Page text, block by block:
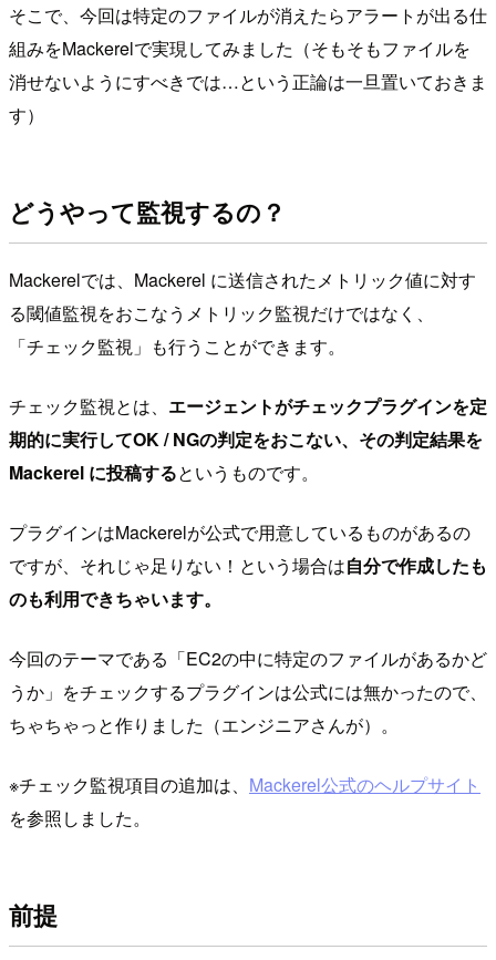
そこで、今回は特定のファイルが消えたらアラートが出る仕
組みをMackerelで実現してみました（そもそもファイルを
消せないようにすべきでは…という正論は一旦置いておきま
す）
どうやって監視するの？
Mackerelでは、Mackerel に送信されたメトリック値に対す
る閾値監視をおこなうメトリック監視だけではなく、
「チェック監視」も行うことができます。
チェック監視とは、 エージェントがチェックプラグインを定
期的に実行してOK / NGの判定をおこない、その判定結果を
Mackerel に投稿するというものです。
プラグインはMackerelが公式で用意しているものがあるの
ですが、それじゃ足りない！という場合は自分で作成したも
のも利用できちゃいます。
今回のテーマである「EC2の中に特定のファイルがあるかど
うか」をチェックするプラグインは公式には無かったので、
ちゃちゃっと作りました（エンジニアさんが）。
※チェック監視項目の追加は、 Mackerel公式のヘルプサイト
を参照しました。
前提